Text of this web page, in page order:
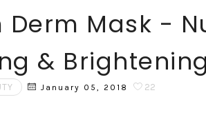
Derm Mask -
&
January 05, 2018 22